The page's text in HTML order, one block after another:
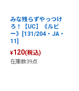
みな残らずやっつけ
ろ！【UC】《ルビ
ー》[131/204・JA・
11]
¥120(税込)
在庫数39点